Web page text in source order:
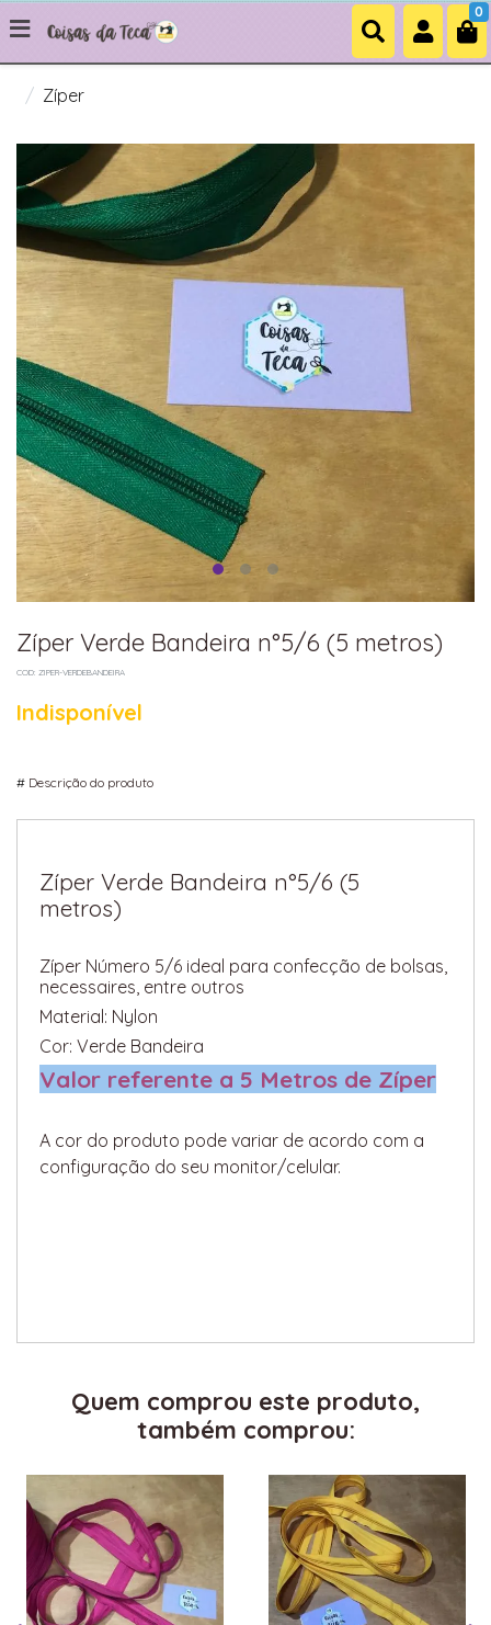
0
Zíper
Zíper Verde Bandeira n°5/6 (5 metros)
COD: ZIPER-VERDEBANDEIRA
Indisponível
# Descrição do produto
Zíper Verde Bandeira n°5/6 (5
metros)
Zíper Número 5/6 ideal para confecção de bolsas,
necessaires, entre outros
Material: Nylon
Cor: Verde Bandeira
Valor referente a 5 Metros de Zíper
A cor do produto pode variar de acordo com a
configuração do seu monitor/celular.
Quem comprou este produto,
também comprou: